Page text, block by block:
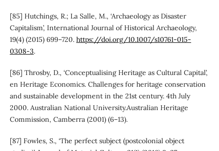
[85] Hutchings, R.; La Salle, M., ‘Archaeology as Disaster
Capitalism’, International Journal of Historical Archaeology,
19(4) (2015) 699–720. https://doi.org/10.1007/s10761-015-
0308-3.
[86] Throsby, D., ‘Conceptualising Heritage as Cultural Capital’,
en Heritage Economics. Challenges for heritage conservation
and sustainable development in the 21st century. 4th July
2000. Australian National University.Australian Heritage
Commission, Camberra (2001) (6–13).
[87] Fowles, S., ‘The perfect subject (postcolonial object